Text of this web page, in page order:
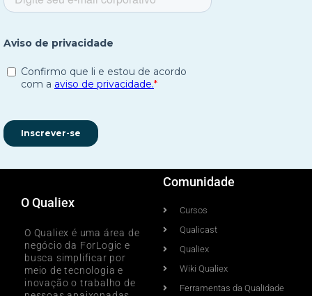
O Qualiex
O Qualiex é uma área de
negócio da ForLogic e
busca simplificar por
meio de tecnologia e
inovação o trabalho de
Comunidade
Cursos
Qualicast
Qualiex
Wiki Qualiex
Ferramentas da Qualidade